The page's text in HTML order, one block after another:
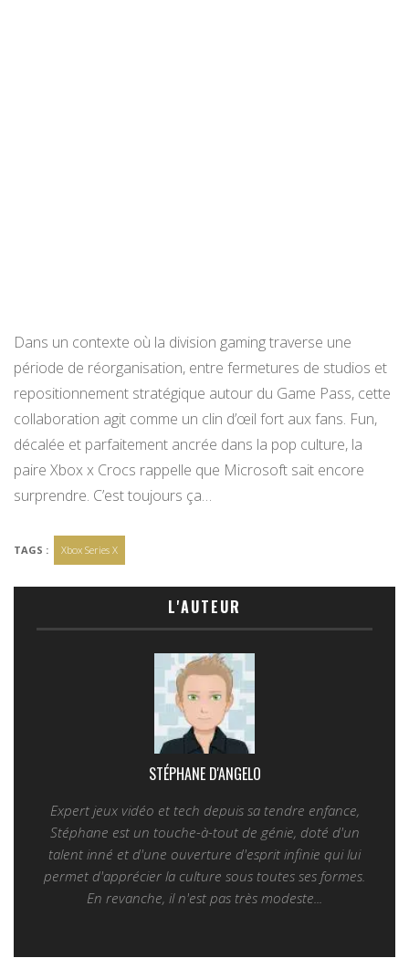
Dans un contexte où la division gaming traverse une
période de réorganisation, entre fermetures de studios et
repositionnement stratégique autour du Game Pass, cette
collaboration agit comme un clin d’œil fort aux fans. Fun,
décalée et parfaitement ancrée dans la pop culture, la
paire Xbox x Crocs rappelle que Microsoft sait encore
surprendre. C’est toujours ça…
TAGS : Xbox Series X
L'AUTEUR
STÉPHANE D'ANGELO
Expert jeux vidéo et tech depuis sa tendre enfance,
Stéphane est un touche-à-tout de génie, doté d'un
talent inné et d'une ouverture d'esprit infinie qui lui
permet d'apprécier la culture sous toutes ses formes.
En revanche, il n'est pas très modeste...